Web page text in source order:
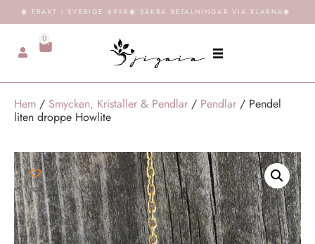
FRAKT I SVERIGE 69KR SÄKRA BETALNINGAR VIA KLARNA
0
Hem / Smycken, Kristaller & Pendlar / Pendlar / Pendel
liten droppe Howlite